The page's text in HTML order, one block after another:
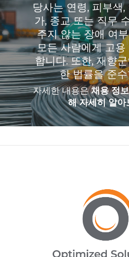
당사는 연령, 피부색
가, 종교 또는 직무
주지 않는 장애 여
모든 사람에게 고용
합니다. 또한, 재향
한 법률을 준
자세한 내용은채용 정
해 자세히 알아